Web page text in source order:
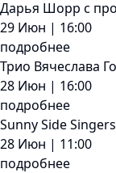
Дарья Шорр с
29 Июн | 16:00
подробнее
Трио Вячеслава
28 Июн | 16:00
подробнее
Sunny Side
28 Июн | 11:00
подробнее